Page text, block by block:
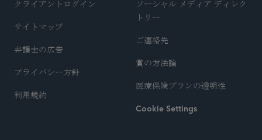
クライアントログイン
サイトマップ
弁護士の広告
プライバシー方針
利用規約
ソーシャル メディア ディレク
トリー
ご連絡先
賞の方法論
医療保険プランの透明性
Cookie Settings